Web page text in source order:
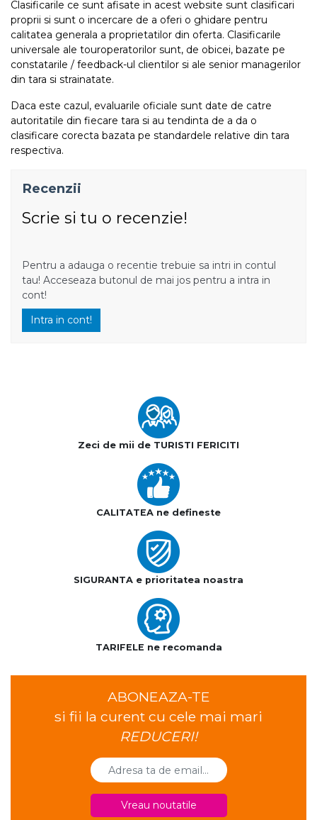
Clasificarile ce sunt afisate in acest website sunt clasificari
proprii si sunt o incercare de a oferi o ghidare pentru
calitatea generala a proprietatilor din oferta. Clasificarile
universale ale touroperatorilor sunt, de obicei, bazate pe
constatarile / feedback-ul clientilor si ale senior managerilor
din tara si strainatate.
Daca este cazul, evaluarile oficiale sunt date de catre
autoritatile din fiecare tara si au tendinta de a da o
clasificare corecta bazata pe standardele relative din tara
respectiva.
Recenzii
Scrie si tu o recenzie!
Pentru a adauga o recentie trebuie sa intri in contul
tau! Acceseaza butonul de mai jos pentru a intra in
cont!
Intra in cont!
Zeci de mii de TURISTI FERICITI
CALITATEA ne defineste
SIGURANTA e prioritatea noastra
TARIFELE ne recomanda
ABONEAZA-TE
si fii la curent cu cele mai mari
REDUCERI!
Vreau noutatile